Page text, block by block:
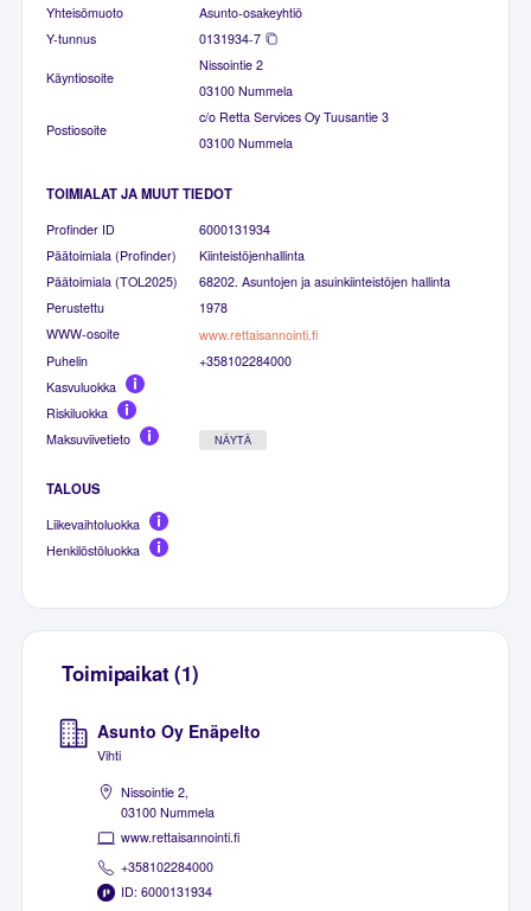
Yhteisömuoto
Asunto-osakeyhtiö
Y-tunnus
0131934-7
Käyntiosoite
Nissointie 2
03100 Nummela
Postiosoite
c/o Retta Services Oy Tuusantie 3
03100 Nummela
TOIMIALAT JA MUUT TIEDOT
Profinder ID
6000131934
Päätoimiala (Profinder)
Kiinteistöjenhallinta
Päätoimiala (TOL2025)
68202. Asuntojen ja asuinkiinteistöjen hallinta
Perustettu
1978
WWW-osoite
www.rettaisannointi.fi
Puhelin
+358102284000
Kasvuluokka
Riskiluokka
Maksuviivetieto
NÄYTÄ
TALOUS
Liikevaihtoluokka
Henkilöstöluokka
Toimipaikat (1)
Asunto Oy Enäpelto
Vihti
Nissointie 2,
03100 Nummela
www.rettaisannointi.fi
+358102284000
ID: 6000131934